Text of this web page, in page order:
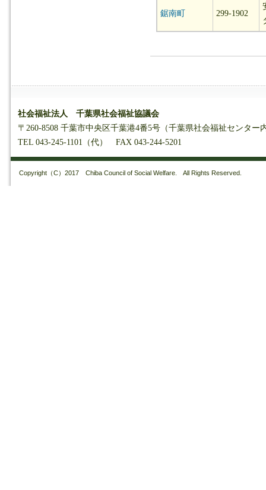
鋸南町 299-1902
社会福祉法人 千葉県社会福祉協議会
〒260-8508 千葉市中央区千葉港4番5号（千葉県社会福祉センター
TEL 043-245-1101（代） FAX 043-244-5201
Copyright（C）2017 Chiba Council of Social Welfare. All Rights Reserved.